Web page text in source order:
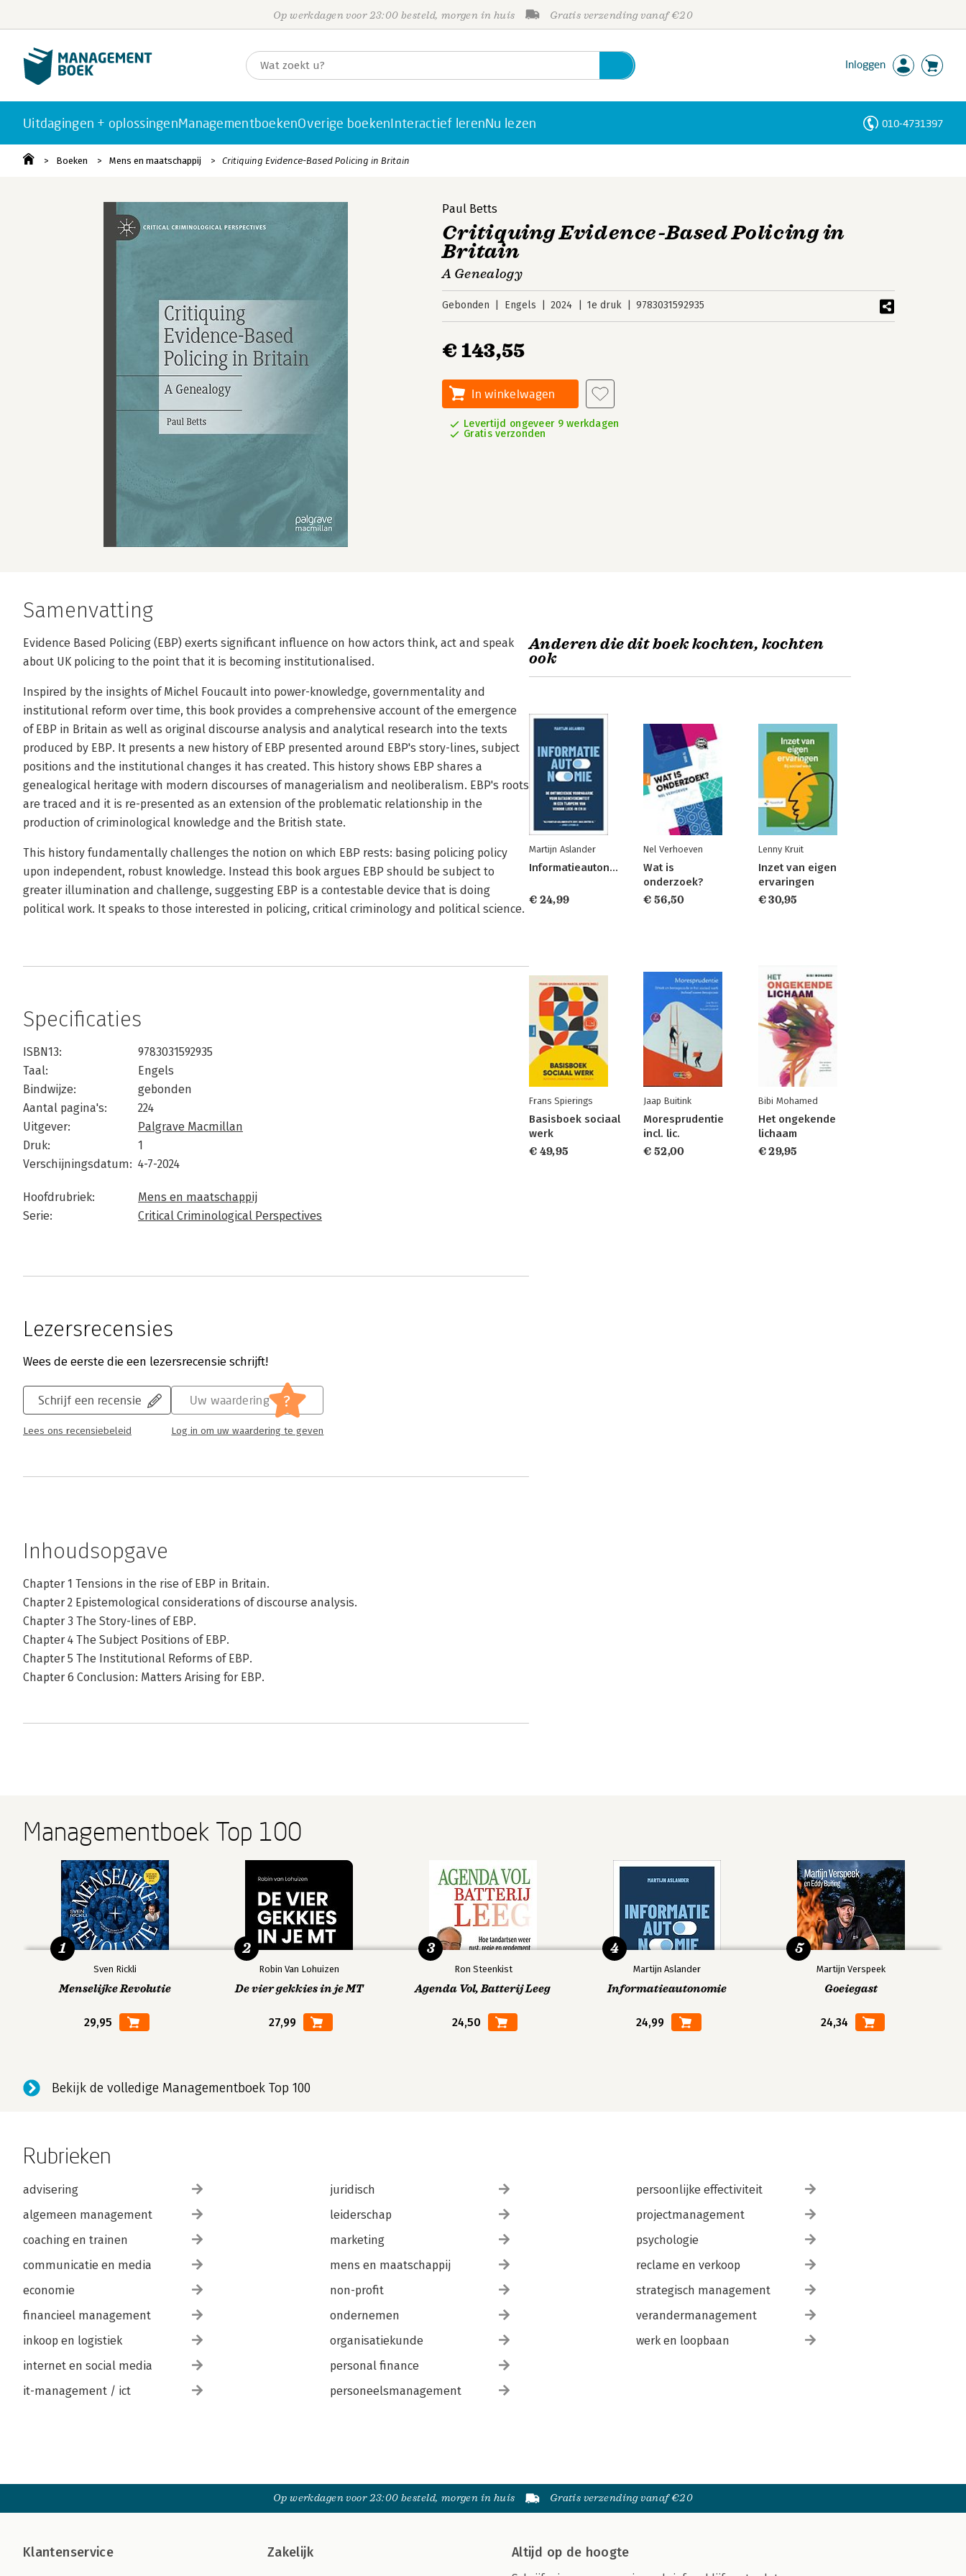
Op werkdagen voor 23:00 besteld, morgen in huis Gratis verzending vanaf €20
Inloggen
Uitdagingen + oplossingenManagementboekenOverige boekenInteractief lerenNu lezen 010-4731397
Boeken Mens en maatschappij Critiquing Evidence-Based Policing in Britain
Paul Betts
Critiquing Evidence-Based Policing in
Britain
A Genealogy
Gebonden Engels 2024 1e druk 9783031592935
€ 143,55
In winkelwagen
Levertijd ongeveer 9 werkdagen
Gratis verzonden
Samenvatting
Evidence Based Policing (EBP) exerts significant influence on how actors think, act and speak
about UK policing to the point that it is becoming institutionalised.
Inspired by the insights of Michel Foucault into power-knowledge, governmentality and
institutional reform over time, this book provides a comprehensive account of the emergence
of EBP in Britain as well as original discourse analysis and analytical research into the texts
produced by EBP. It presents a new history of EBP presented around EBP's story-lines, subject
positions and the institutional changes it has created. This history shows EBP shares a
genealogical heritage with modern discourses of managerialism and neoliberalism. EBP's roots
are traced and it is re-presented as an extension of the problematic relationship in the
production of criminological knowledge and the British state.
This history fundamentally challenges the notion on which EBP rests: basing policing policy
upon independent, robust knowledge. Instead this book argues EBP should be subject to
greater illumination and challenge, suggesting EBP is a contestable device that is doing
political work. It speaks to those interested in policing, critical criminology and political science.
Specificaties
ISBN13:
9783031592935
Taal:
Engels
Bindwijze:
gebonden
Aantal pagina's:
224
Uitgever:
Palgrave Macmillan
Druk:
1
Verschijningsdatum: 4-7-2024
Hoofdrubriek:
Mens en maatschappij
Serie:
Critical Criminological Perspectives
Lezersrecensies
Wees de eerste die een lezersrecensie schrijft!
Schrijf een recensie
Lees ons recensiebeleid
Uw waardering ?
Log in om uw waardering te geven
Inhoudsopgave
Chapter 1 Tensions in the rise of EBP in Britain.
Chapter 2 Epistemological considerations of discourse analysis.
Chapter 3 The Story-lines of EBP.
Chapter 4 The Subject Positions of EBP.
Chapter 5 The Institutional Reforms of EBP.
Chapter 6 Conclusion: Matters Arising for EBP.
Anderen die dit boek kochten, kochten
ook
Martijn Aslander
Informatieautonomie
€ 24,99
Nel Verhoeven
Wat is
onderzoek?
€ 56,50
Lenny Kruit
Inzet van eigen
ervaringen
€ 30,95
Frans Spierings
Basisboek sociaal
werk
€ 49,95
Jaap Buitink
Moresprudentie
incl. lic.
€ 52,00
Bibi Mohamed
Het ongekende
lichaam
€ 29,95
Managementboek Top 100
Sven Rickli
Menselijke Revolutie
29,95
1
Robin Van Lohuizen
De vier gekkies in je MT
27,99
2
Ron Steenkist
Agenda Vol, Batterij Leeg
24,50
3
Martijn Aslander
Informatieautonomie
24,99
4
Martijn Verspeek
Goeiegast
24,34
5
Bekijk de volledige Managementboek Top 100
Rubrieken
advisering
algemeen management
coaching en trainen
communicatie en media
economie
financieel management
inkoop en logistiek
internet en social media
it-management / ict
juridisch
leiderschap
marketing
mens en maatschappij
non-profit
ondernemen
organisatiekunde
personal finance
personeelsmanagement
persoonlijke effectiviteit
projectmanagement
psychologie
reclame en verkoop
strategisch management
verandermanagement
werk en loopbaan
Op werkdagen voor 23:00 besteld, morgen in huis Gratis verzending vanaf €20
Klantenservice Zakelijk Altijd op de hoogte
Personen